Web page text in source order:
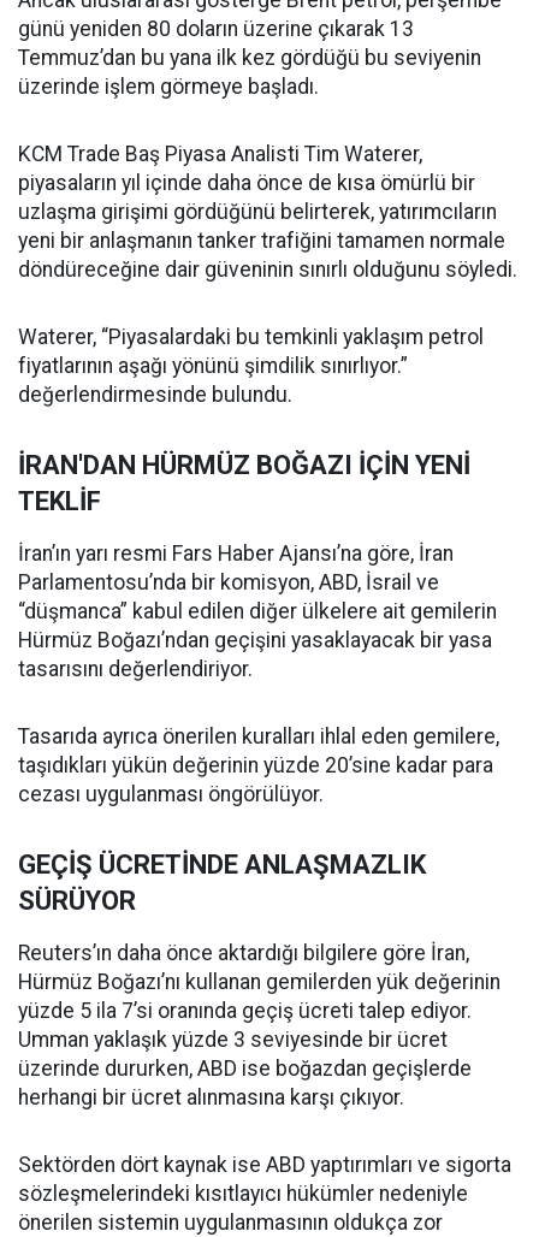
günü yeniden 80 doların üzerine çıkarak 13
Temmuz’dan bu yana ilk kez gördüğü bu seviyenin
üzerinde işlem görmeye başladı.
KCM Trade Baş Piyasa Analisti Tim Waterer,
piyasaların yıl içinde daha önce de kısa ömürlü bir
uzlaşma girişimi gördüğünü belirterek, yatırımcıların
yeni bir anlaşmanın tanker trafiğini tamamen normale
döndüreceğine dair güveninin sınırlı olduğunu söyledi.
Waterer, “Piyasalardaki bu temkinli yaklaşım petrol
fiyatlarının aşağı yönünü şimdilik sınırlıyor.”
değerlendirmesinde bulundu.
İRAN'DAN HÜRMÜZ BOĞAZI İÇİN YENİ
TEKLİF
İran’ın yarı resmi Fars Haber Ajansı’na göre, İran
Parlamentosu’nda bir komisyon, ABD, İsrail ve
“düşmanca” kabul edilen diğer ülkelere ait gemilerin
Hürmüz Boğazı’ndan geçişini yasaklayacak bir yasa
tasarısını değerlendiriyor.
Tasarıda ayrıca önerilen kuralları ihlal eden gemilere,
taşıdıkları yükün değerinin yüzde 20’sine kadar para
cezası uygulanması öngörülüyor.
GEÇİŞ ÜCRETİNDE ANLAŞMAZLIK
SÜRÜYOR
Reuters’ın daha önce aktardığı bilgilere göre İran,
Hürmüz Boğazı’nı kullanan gemilerden yük değerinin
yüzde 5 ila 7’si oranında geçiş ücreti talep ediyor.
Umman yaklaşık yüzde 3 seviyesinde bir ücret
üzerinde dururken, ABD ise boğazdan geçişlerde
herhangi bir ücret alınmasına karşı çıkıyor.
Sektörden dört kaynak ise ABD yaptırımları ve sigorta
sözleşmelerindeki kısıtlayıcı hükümler nedeniyle
önerilen sistemin uygulanmasının oldukça zor